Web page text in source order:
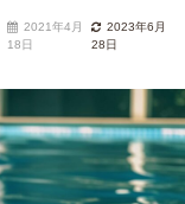
2021年4月
18日
2023年6月
28日